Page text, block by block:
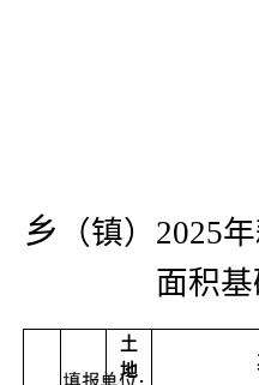
乡 （镇） 2025
面积
土
地